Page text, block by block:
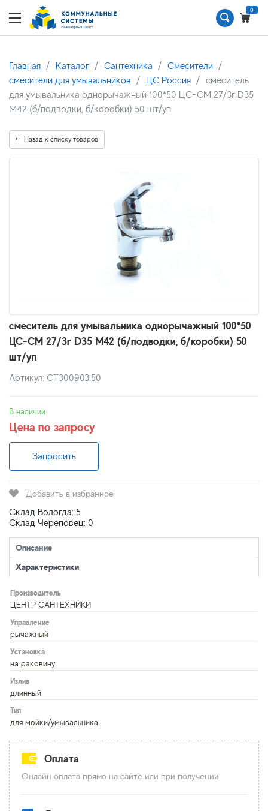
0
Главная Каталог Сантехника
Смесители
смесители для умывальников
ЦС Россия
смеситель
для умывальника однорычажный 100*50 ЦС-СМ 27/3г D35
М42 (б/подводки, б/коробки) 50 шт/уп
Назад к списку товаров
смеситель для умывальника однорычажный 100*50
ЦС-СМ 27/3г D35 М42 (б/подводки, б/коробки) 50
шт/уп
Артикул: СТ300903.50
В наличии
Цена по запросу
Запросить
Добавить в избранное
Склад Вологда: 5
Склад Череповец: 0
Описание
Характеристики
Производитель
ЦЕНТР САНТЕХНИКИ
Управление
рычажный
Установка
на раковину
Излив
длинный
Тип
для мойки/умывальника
Оплата
Онлайн оплата прямо на сайте или при получении.